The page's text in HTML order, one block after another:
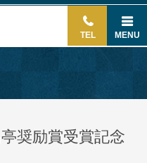
TEL MENU
奨励賞受賞記念